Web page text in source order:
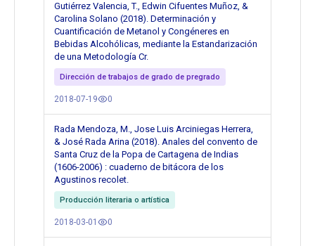
Gutiérrez Valencia, T., Edwin Cifuentes Muñoz, &
Carolina Solano (2018). Determinación y
Cuantificación de Metanol y Congéneres en
Bebidas Alcohólicas, mediante la Estandarización
de una Metodología Cr.
Dirección de trabajos de grado de pregrado
2018-07-19 0
Rada Mendoza, M., Jose Luis Arciniegas Herrera,
& José Rada Arina (2018). Anales del convento de
Santa Cruz de la Popa de Cartagena de Indias
(1606-2006) : cuaderno de bitácora de los
Agustinos recolet.
Producción literaria o artística
2018-03-01 0